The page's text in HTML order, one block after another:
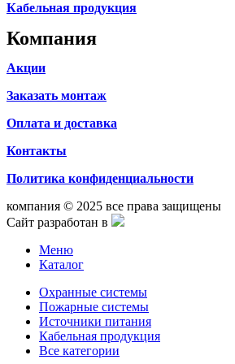
Кабельная продукция
Компания
Акции
Заказать монтаж
Оплата и доставка
Контакты
Политика конфиденциальности
компания © 2025 все права защищены
Сайт разработан в
Меню
Каталог
Охранные системы
Пожарные системы
Источники питания
Кабельная продукция
Все категории